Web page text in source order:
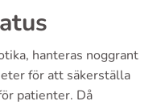
hanteras noggrant
för att säkerställa
patienter. Då